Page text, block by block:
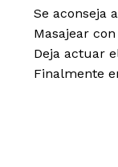
Se aconseja
Masajear
Deja actuar
Finalmente